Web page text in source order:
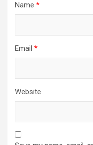
Name *
Email *
Website